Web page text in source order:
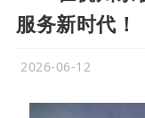
服务新时代！
2026-06-12